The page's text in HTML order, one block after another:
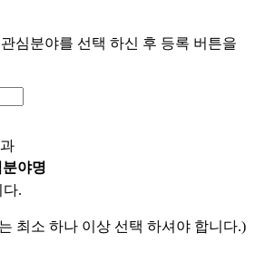
심분야를 선택 하신 후 등록 버튼을
분야명
다.
최소 하나 이상 선택 하셔야 합니다.)